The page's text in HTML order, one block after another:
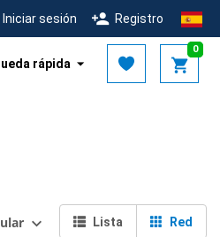
Iniciar sesión Registro
0
rápida
Red
Lista